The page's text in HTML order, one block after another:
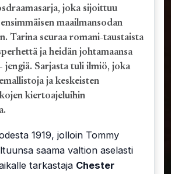
joka sijoittuu
maailmansodan
Tarina seuraa romani-taustaista
ja heidän johtamaansa
jengiä. Sarjasta tuli ilmiö, joka
ja keskeisten
kiertoajeluihin
1919, jolloin Tommy
saama valtion aselasti
tarkastaja Chester